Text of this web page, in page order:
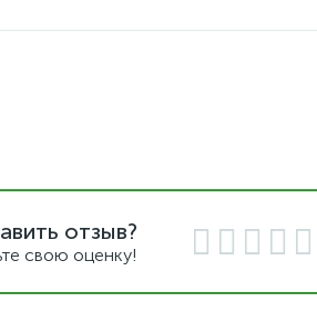
отзыв?
свою оценку!